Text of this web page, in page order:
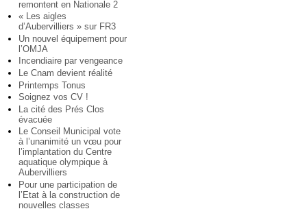
remontent en Nationale 2
« Les aigles
d’Aubervilliers » sur FR3
Un nouvel équipement pour
l’OMJA
Incendiaire par vengeance
Le Cnam devient réalité
Printemps Tonus
Soignez vos CV !
La cité des Prés Clos
évacuée
Le Conseil Municipal vote
à l’unanimité un vœu pour
l’implantation du Centre
aquatique olympique à
Aubervilliers
Pour une participation de
l’Etat à la construction de
nouvelles classes